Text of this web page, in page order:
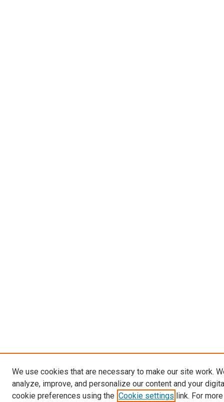
We use cookies that are necessary to make our site work.
analyze, improve, and personalize our content and your
cookie preferences using the Cookie settings link. For